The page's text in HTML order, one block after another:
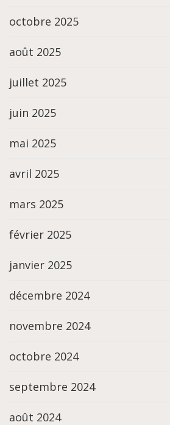
octobre 2025
août 2025
juillet 2025
juin 2025
mai 2025
avril 2025
mars 2025
février 2025
janvier 2025
décembre 2024
novembre 2024
octobre 2024
septembre 2024
août 2024